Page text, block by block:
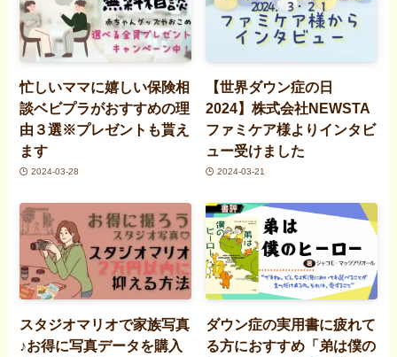
忙しいママに嬉しい保険相
談ベビプラがおすすめの理
由３選※プレゼントも貰え
ます
2024-03-28
【世界ダウン症の日
2024】株式会社NEWSTA
ファミケア様よりインタビ
ュー受けました
2024-03-21
スタジオマリオで家族写真
♪お得に写真データを購入
ダウン症の実用書に疲れて
る方におすすめ「弟は僕の